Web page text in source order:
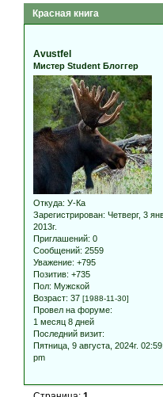
Красная книга
Avustfel
Мистер Student Блоггер
Откуда: У-Ка
Зарегистрирован: Четверг, 3
2013г.
Приглашений: 0
Сообщений: 2559
Уважение: +795
Позитив: +735
Пол: Мужской
Возраст: 37 [1988-11-30]
Провел на форуме:
1 месяц 8 дней
Последний визит:
Пятница, 9 августа, 2024г.
pm